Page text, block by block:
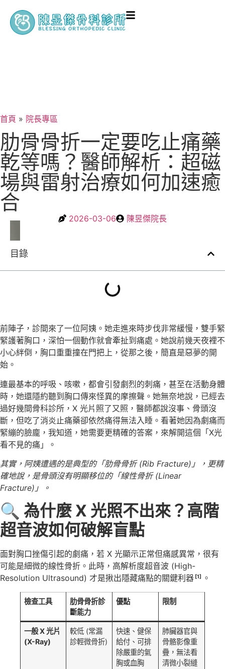
首頁 » 院長專區
肋骨骨折一定要吃止痛藥
乾等嗎？醫師解析：超磁
場與雷射治療如何加速癒
合
2026-03-06 陳昱傑院長
目錄
前陣子，診間來了一位阿姨。她走進來時步伐非常緩慢，雙手緊
緊護著胸口，深怕一個動作就會牽扯到痛處。她說前幾天夜裡不
小心絆倒，胸口重重撞在門把上，從那之後，簡直是惡夢的開
始。
連最基本的呼吸、咳嗽，都會引發劇烈的刺痛，甚至在活動身體
時，她還隱約聽到胸口傳來怪異的摩擦聲。她無奈地說，已經去
過好幾間骨科診所，X 光片照了又照，醫師都說沒事、骨頭沒
斷，但吃了消炎止痛藥卻依然痛得無法入睡。看著她因為劇痛而
緊繃的臉龐，我知道，她需要更精確的答案，來解開這個「X光
看不見的痛」。
其實，阿姨遭遇的是典型的「肋骨骨折 (Rib Fracture)」，更精
確地說，是骨頭沒有明顯移位的「線性骨折 (Linear
Fracture)」。
🔍 為什麼 X 光照不出來？高階
超音波如何破解盲點
面對胸口挫傷引起的劇痛，若 X 光顯示正常但痛感異常，很有
可能是細微的線性骨折。此時，高解析度超音波 (High-
Resolution Ultrasound) 才是揪出隱藏痛點的關鍵利器 [1] 。
檢查工具
肋骨骨折診
斷能力
優點 限制
一般 X光片
(X-Ray)
較低 (常漏
診輕微骨折)
快速、健保
給付、可排
除嚴重的氣
胸或血胸
肺臟器官與
骨骼影像重
疊，無法看
清微小裂縫